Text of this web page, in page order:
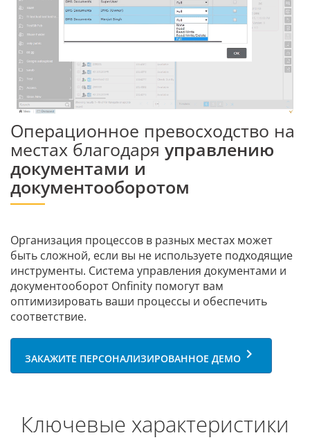
Операционное превосходство на
местах благодаря управлению
документами и
документооборотом
Организация процессов в разных местах может
быть сложной, если вы не используете подходящие
инструменты. Система управления документами и
документооборот Onfinity помогут вам
оптимизировать ваши процессы и обеспечить
соответствие.
ЗАКАЖИТЕ ПЕРСОНАЛИЗИРОВАННОЕ ДЕМО keyboard_arrow_right
Ключевые характеристики